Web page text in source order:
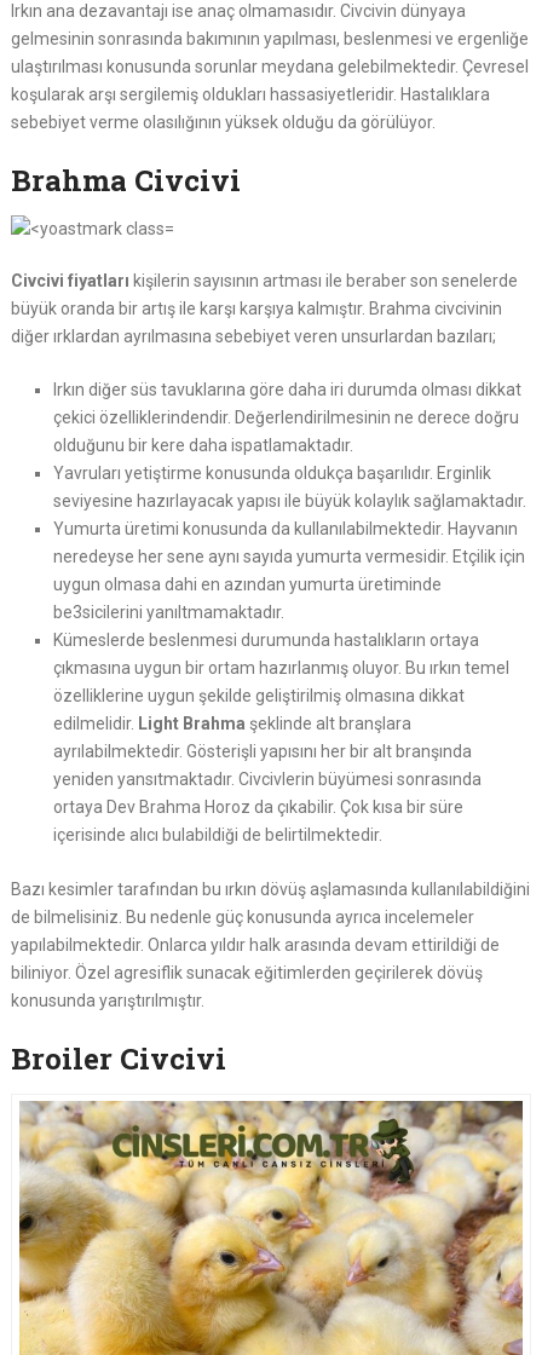
Irkın ana dezavantajı ise anaç olmamasıdır. Civcivin dünyaya
gelmesinin sonrasında bakımının yapılması, beslenmesi ve ergenliğe
ulaştırılması konusunda sorunlar meydana gelebilmektedir. Çevresel
koşularak arşı sergilemiş oldukları hassasiyetleridir. Hastalıklara
sebebiyet verme olasılığının yüksek olduğu da görülüyor.
Brahma Civcivi
Civcivi fiyatları kişilerin sayısının artması ile beraber son senelerde
büyük oranda bir artış ile karşı karşıya kalmıştır. Brahma civcivinin
diğer ırklardan ayrılmasına sebebiyet veren unsurlardan bazıları;
Irkın diğer süs tavuklarına göre daha iri durumda olması dikkat
çekici özelliklerindendir. Değerlendirilmesinin ne derece doğru
olduğunu bir kere daha ispatlamaktadır.
Yavruları yetiştirme konusunda oldukça başarılıdır. Erginlik
seviyesine hazırlayacak yapısı ile büyük kolaylık sağlamaktadır.
Yumurta üretimi konusunda da kullanılabilmektedir. Hayvanın
neredeyse her sene aynı sayıda yumurta vermesidir. Etçilik için
uygun olmasa dahi en azından yumurta üretiminde
be3sicilerini yanıltmamaktadır.
Kümeslerde beslenmesi durumunda hastalıkların ortaya
çıkmasına uygun bir ortam hazırlanmış oluyor. Bu ırkın temel
özelliklerine uygun şekilde geliştirilmiş olmasına dikkat
edilmelidir. Light Brahma şeklinde alt branşlara
ayrılabilmektedir. Gösterişli yapısını her bir alt branşında
yeniden yansıtmaktadır. Civcivlerin büyümesi sonrasında
ortaya Dev Brahma Horoz da çıkabilir. Çok kısa bir süre
içerisinde alıcı bulabildiği de belirtilmektedir.
Bazı kesimler tarafından bu ırkın dövüş aşlamasında kullanılabildiğini
de bilmelisiniz. Bu nedenle güç konusunda ayrıca incelemeler
yapılabilmektedir. Onlarca yıldır halk arasında devam ettirildiği de
biliniyor. Özel agresiflik sunacak eğitimlerden geçirilerek dövüş
konusunda yarıştırılmıştır.
Broiler Civcivi